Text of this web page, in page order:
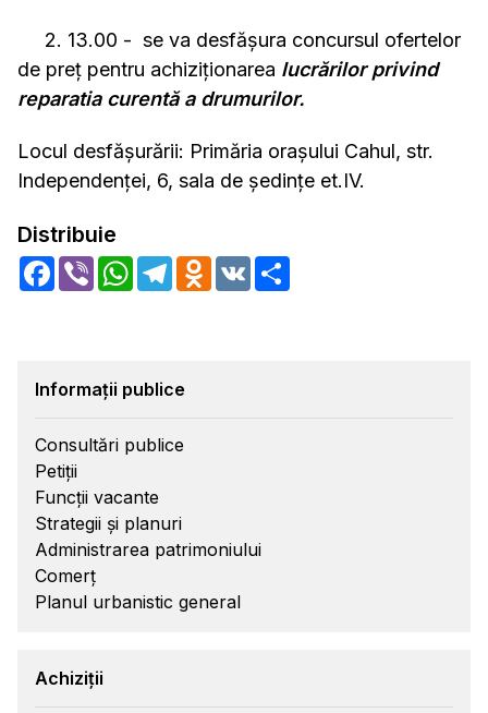
2. 13.00 - se va desfășura concursul ofertelor
de preț pentru achiziționarea lucrărilor privind
reparatia curentă a drumurilor.
Locul desfășurării: Primăria orașului Cahul, str.
Independenței, 6, sala de ședințe et.IV.
Distribuie
Facebook
Viber WhatsApp
TelegramOdnoklassniki
VK
Informații publice
Consultări publice
Petiții
Funcții vacante
Strategii și planuri
Administrarea patrimoniului
Comerț
Planul urbanistic general
Achiziții